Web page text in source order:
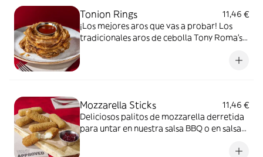
Tonion Rings
11,46 €
¡Los mejores aros que vas a probar! Los
tradicionales aros de cebolla Tony Roma’s
Mozzarella Sticks
11,46 €
Deliciosos palitos de mozzarella derretida
para untar en nuestra salsa BBQ o en salsa